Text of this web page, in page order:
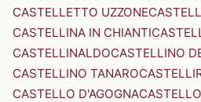
CASTELLETTO UZZONE
CASTELLINA IN CHIANTI
CASTELLINALDOCASTELLINO
CASTELLINO TANARO
CASTELLO D'AGOGNA